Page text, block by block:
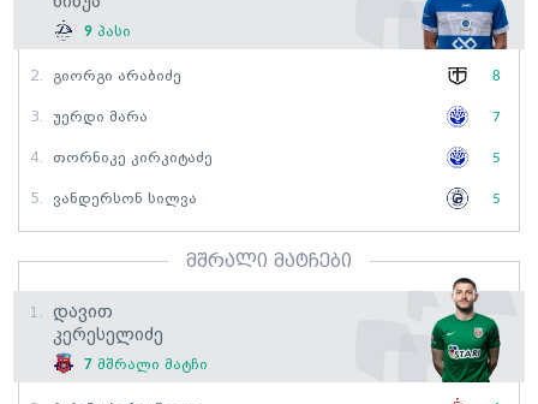
9 პასი
2. Გიორგი Არაბიძე 8
3. Უერდი Მარა 7
4. Თორნიკე Კირკიტაძე 5
5. Ვანდერსონ Სილვა 5
მშრალი მატჩები
1.
Დავით
Კერესელიძე
7 მშრალი მატჩი